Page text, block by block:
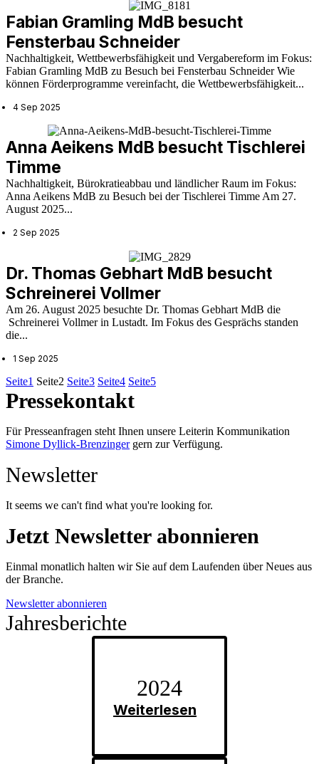
Fabian Gramling MdB besucht
Fensterbau Schneider
Nachhaltigkeit, Wettbewerbsfähigkeit und Vergabereform im Fokus:
Fabian Gramling MdB zu Besuch bei Fensterbau Schneider Wie
können Förderprogramme vereinfacht, die Wettbewerbsfähigkeit...
4 Sep 2025
Anna Aeikens MdB besucht Tischlerei
Timme
Nachhaltigkeit, Bürokratieabbau und ländlicher Raum im Fokus:
Anna Aeikens MdB zu Besuch bei der Tischlerei Timme Am 27.
August 2025...
2 Sep 2025
Dr. Thomas Gebhart MdB besucht
Schreinerei Vollmer
Am 26. August 2025 besuchte Dr. Thomas Gebhart MdB die
Schreinerei Vollmer in Lustadt. Im Fokus des Gesprächs standen
die...
1 Sep 2025
Seite1 Seite2 Seite3 Seite4 Seite5
Pressekontakt
Für Presseanfragen steht Ihnen unsere Leiterin Kommunikation
Simone Dyllick-Brenzingergern zur Verfügung.
Newsletter
It seems we can't find what you're looking for.
Jetzt Newsletter abonnieren
Einmal monatlich halten wir Sie auf dem Laufenden über Neues aus
der Branche.
Newsletter abonnieren
Jahresberichte
2024
Weiterlesen